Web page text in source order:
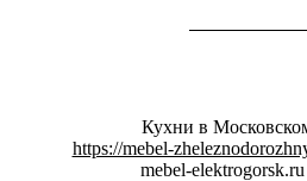
Кухни в
https://mebel-
mebel-